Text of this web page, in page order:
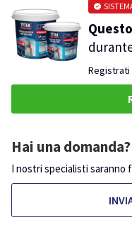
Hai una domanda?
I nostri specialisti saranno